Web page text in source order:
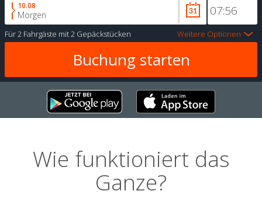
10.08
Morgen
Für2 Fahrgäste mit2 Gepäckstücken Weitere Optionen
Wie funktioniert das
Ganze?